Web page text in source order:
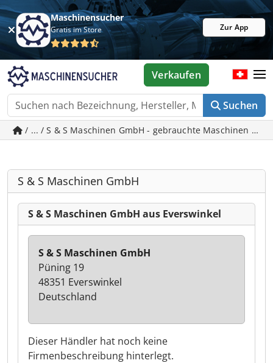
Maschinensucher
Gratis im Store Zur App
Suchen
Verkaufen
/ ... / S & S Maschinen GmbH - gebrauchte Maschinen in
S & S Maschinen GmbH
S & S Maschinen GmbH aus Everswinkel
Dieser Händler hat noch keine
Firmenbeschreibung hinterlegt.
S & S Maschinen GmbH
Püning 19
48351 Everswinkel
Deutschland